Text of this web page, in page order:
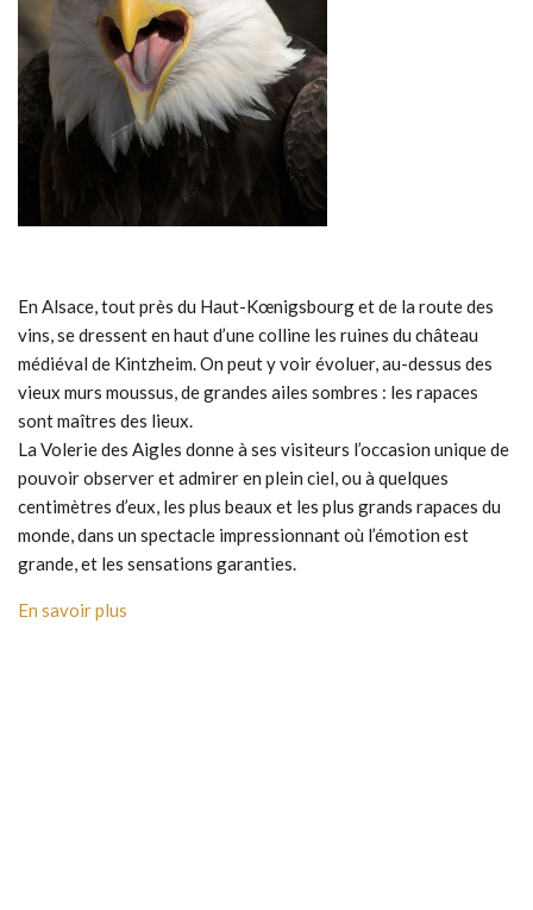
En Alsace, tout près du Haut-Kœnigsbourg et de la route des
vins, se dressent en haut d’une colline les ruines du château
médiéval de Kintzheim. On peut y voir évoluer, au-dessus des
vieux murs moussus, de grandes ailes sombres : les rapaces
sont maîtres des lieux.
La Volerie des Aigles donne à ses visiteurs l’occasion unique de
pouvoir observer et admirer en plein ciel, ou à quelques
centimètres d’eux, les plus beaux et les plus grands rapaces du
monde, dans un spectacle impressionnant où l’émotion est
grande, et les sensations garanties.
En savoir plus